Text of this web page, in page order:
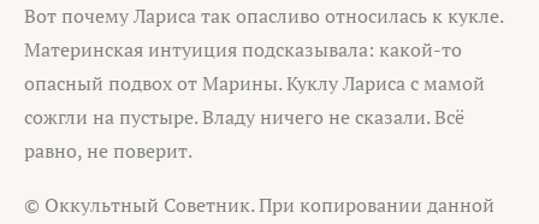
Вот почему Лариса так опасливо относилась к кукле.
Материнская интуиция подсказывала: какой-то
опасный подвох от Марины. Куклу Лариса с мамой
сожгли на пустыре. Владу ничего не сказали. Всё
равно, не поверит.
© Оккультный Советник. При копировании данной